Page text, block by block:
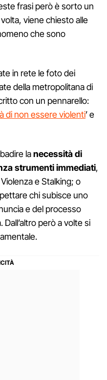
frasi però è sorto un
viene chiesto alle
che sono
in rete le foto dei
della metropolitana di
con un pennarello:
di non essere violenti’ e
lanecessità di
strumenti immediati,
e Stalking; o
chi subisce uno
e del processo
però a volte si